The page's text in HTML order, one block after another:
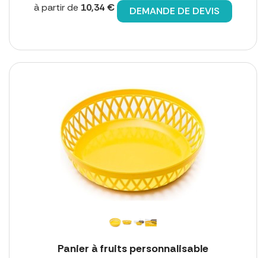
à partir de 10,34 € DEMANDE DE DEVIS
Panier à fruits personnalisable